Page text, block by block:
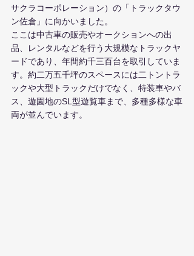
サクラコーポレーション）の「トラックタウ
ン佐倉」に向かいました。
ここは中古車の販売やオークションへの出
品、レンタルなどを行う大規模なトラックヤ
ードであり、年間約千三百台を取引していま
す。約二万五千坪のスペースには二トントラ
ックや大型トラックだけでなく、特装車やバ
ス、遊園地のSL型遊覧車まで、多種多様な車
両が並んでいます。